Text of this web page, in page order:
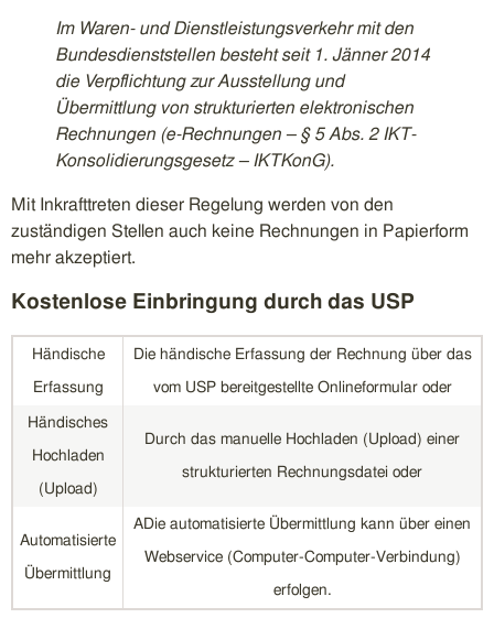
Im Waren- und Dienstleistungsverkehr mit den
Bundesdienststellen besteht seit 1. Jänner 2014
die Verpflichtung zur Ausstellung und
Übermittlung von strukturierten elektronischen
Rechnungen (e-Rechnungen – § 5 Abs. 2 IKT-
Konsolidierungsgesetz – IKTKonG).
Mit Inkrafttreten dieser Regelung werden von den
zuständigen Stellen auch keine Rechnungen in Papierform
mehr akzeptiert.
Kostenlose Einbringung durch das USP
Händische
Erfassung
Die händische Erfassung der Rechnung über das
vom USP bereitgestellte Onlineformular oder
Händisches
Hochladen
(Upload)
Durch das manuelle Hochladen (Upload) einer
strukturierten Rechnungsdatei oder
Automatisierte
Übermittlung
ADie automatisierte Übermittlung kann über einen
Webservice (Computer-Computer-Verbindung)
erfolgen.